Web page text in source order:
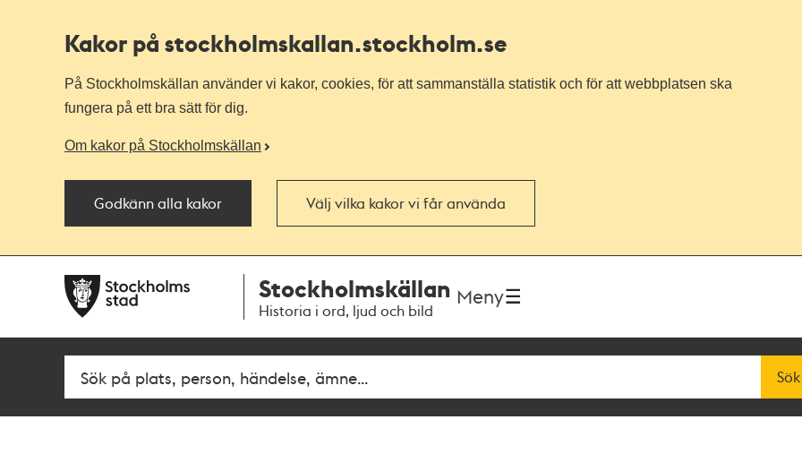
Kakor på stockholmskallan.stockholm.se
På Stockholmskällan använder vi kakor, cookies, för att sammanställa statistik och för att webbplatsen ska
fungera på ett bra sätt för dig.
Om kakor på Stockholmskällan
Godkänn alla kakor Välj vilka kakor vi får använda
navigationen
huvudinnehållet
Stockholmskällan
Historia i ord, ljud och bild
Meny
Fritextsök Sök